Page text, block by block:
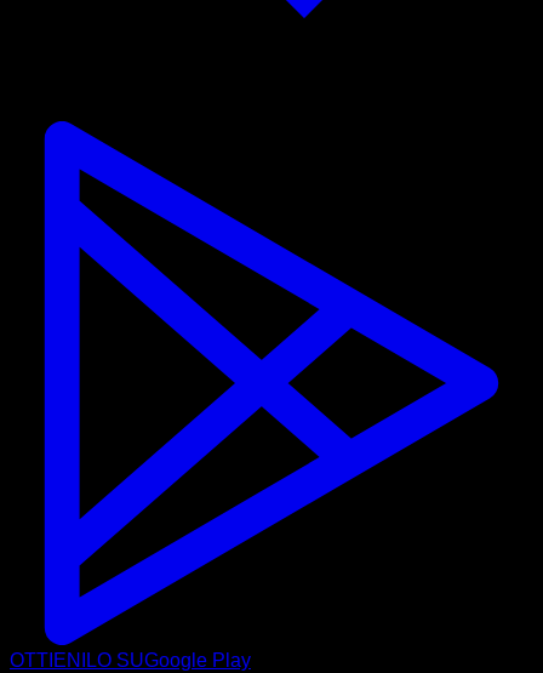
OTTIENILO SUGoogle Play